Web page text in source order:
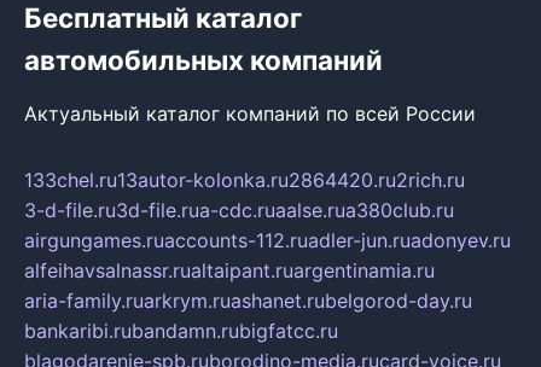
Бесплатный каталог
автомобильных компаний
Актуальный каталог компаний по всей России
133chel.ru13autor-kolonka.ru2864420.ru2rich.ru
3-d-file.ru3d-file.rua-cdc.ruaalse.rua380club.ru
airgungames.ruaccounts-112.ruadler-jun.ruadonyev.ru
alfeihavsalnassr.rualtaipant.ruargentinamia.ru
aria-family.ruarkrym.ruashanet.rubelgorod-day.ru
bankaribi.rubandamn.rubigfatcc.ru
blagodarenie-spb.ruborodino-media.rucard-voice.ru